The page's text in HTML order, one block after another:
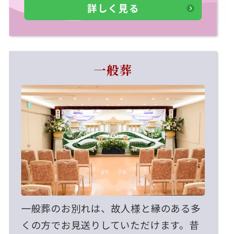
詳しく見る
一般葬
一般葬のお別れは、故人様と縁のある多
くの方でお見送りしていただけます。昔